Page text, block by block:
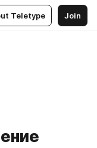
Teletype Join